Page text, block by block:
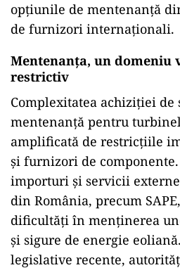
opțiunile de mentenanță
de furnizori internaționali.
Mentenanța, un domeniu
restrictiv
Complexitatea achiziției de
mentenanță pentru
amplificată de restricțiile
și furnizori de
importuri și servicii
din România, precum
dificultăți în menținerea
și sigure de energie
legislative recente,